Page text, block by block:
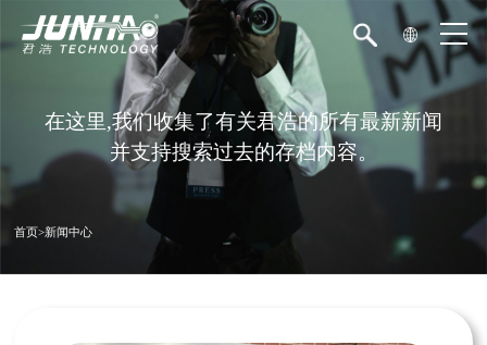
在这里,我们收集了有关君浩的所有最新新闻
并支持搜索过去的存档内容。
首页>新闻中心